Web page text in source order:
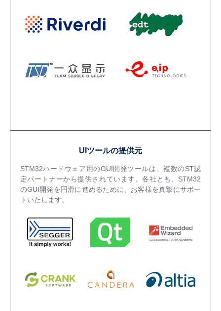
UIツールの提供元
STM32ハードウェア用のGUI開発ツールは、複数のST認
定パートナーから提供されています。各社とも、STM32
のGUI開発を円滑に進めるために、お客様を真摯にサポー
トいたします。